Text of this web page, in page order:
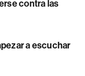
contra las
a escuchar